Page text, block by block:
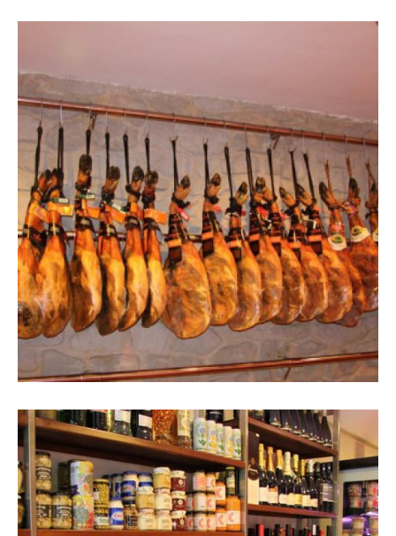
Interior de la botiga amb pernils
penjats